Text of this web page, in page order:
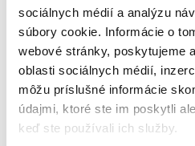
sociálnych médií a analýzu
súbory cookie. Informácie o
webové stránky, poskytujeme
oblasti sociálnych médií,
môžu príslušné informácie
údajmi, ktoré ste im poskytli
keď ste používali ich služby.
vývoja označovania
rozsudky a rozhodnutia
veciach označení...